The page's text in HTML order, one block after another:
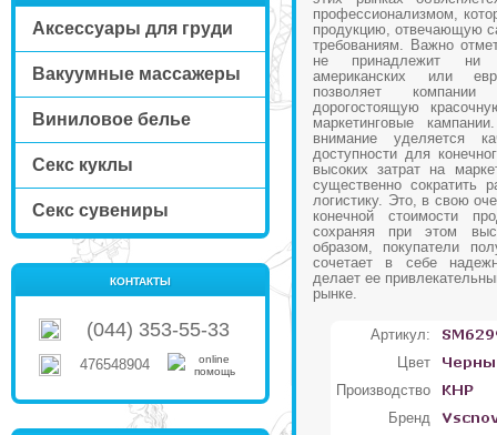
Аксессуары для груди
Вакуумные массажеры
Виниловое белье
Секс куклы
Секс сувениры
КОНТАКТЫ
(044) 353-55-33
476548904
профессионализмом,
продукцию, отвечающую
требованиям. Важно
не принадлежит ни
американских или
позволяет
дорогостоящую
маркетинговые
внимание уделяется
доступности для
высоких затрат на
существенно сократить
логистику. Это, в свою
конечной стоимости
сохраняя при этом
образом, покупатели
сочетает в себе
делает ее
рынке.
Артикул:
Цвет
Производство
Бренд